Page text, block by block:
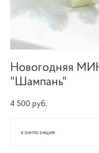
Новогодняя
"Шампань"
4 500 pуб.
композиция